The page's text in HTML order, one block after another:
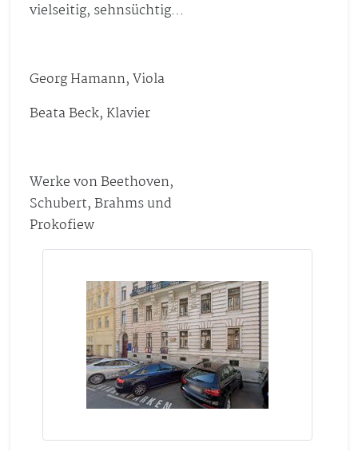
vielseitig, sehnsüchtig…
Georg Hamann, Viola
Beata Beck, Klavier
Werke von Beethoven,
Schubert, Brahms und
Prokofiew